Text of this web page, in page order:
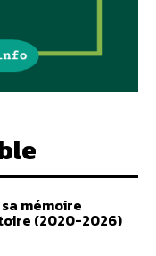
mémoire
(2020-2026)